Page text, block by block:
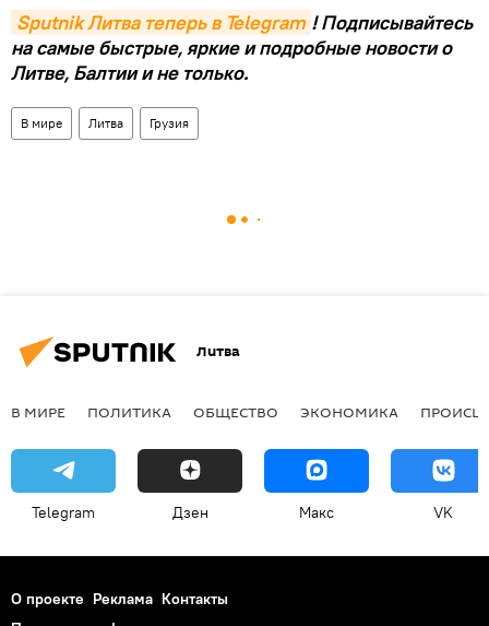
Sputnik Литва теперь в Telegram ! Подписывайтесь
на самые быстрые, яркие и подробные новости о
Литве, Балтии и не только.
В мире Литва Грузия
Литва
В МИРЕ ПОЛИТИКА ОБЩЕСТВО ЭКОНОМИКА
Telegram Дзен Макс VK
О проекте Реклама Контакты